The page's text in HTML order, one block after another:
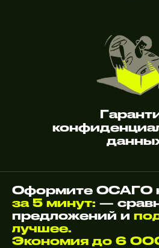
Оформите ОСАГО
за 5 минут: —
предложений и
лучшее.
Экономия до 6